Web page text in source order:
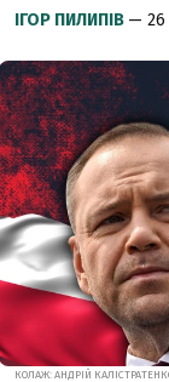
ІГОР ПИЛИПІВ — 26
КОЛАЖ: АНДРІЙ